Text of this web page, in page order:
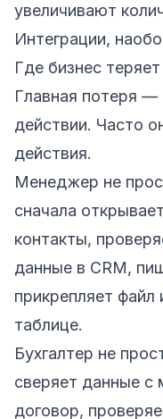
увеличивают
Интеграции,
Где бизнес
Главная потеря —
действии. Часто
действия.
Менеджер не
сначала
контакты,
данные в CRM,
прикрепляет файл
таблице.
Бухгалтер не
сверяет данные
договор,